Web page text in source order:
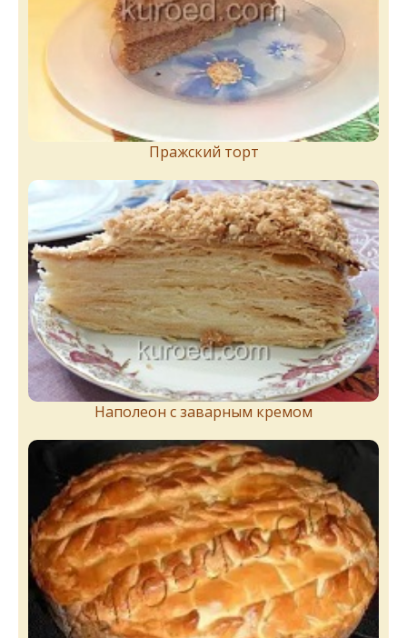
Пражский торт
Наполеон с заварным кремом